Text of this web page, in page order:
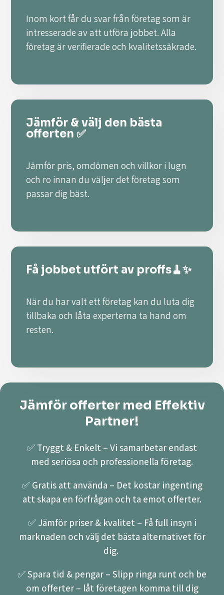
Inom kort får du svar från företag som är
intresserade av att utföra jobbet. Alla
företag är verifierade och kvalitetssäkrade.
Jämför & välj den bästa
offerten ✅
Jämför pris, omdömen och villkor i lugn
och ro innan du väljer det företag som
passar dig bäst.
Få jobbet utfört av proffs🧹✨
När du har valt ett företag kan du luta dig
tillbaka och låta experterna ta hand om
resten.
Jämför offerter med Effektiv
Partner!
✅ Tryggt & Enkelt – Vi samarbetar endast
med seriösa och professionella företag.
✅ Gratis att använda – Det kostar ingenting
att skapa en förfrågan och ta emot offerter.
✅ Jämför priser & kvalitet – Få full insyn i
marknaden och välj det bästa alternativet för
dig.
✅ Spara tid & pengar – Slipp ringa runt och be
om offerter – låt företagen komma till dig